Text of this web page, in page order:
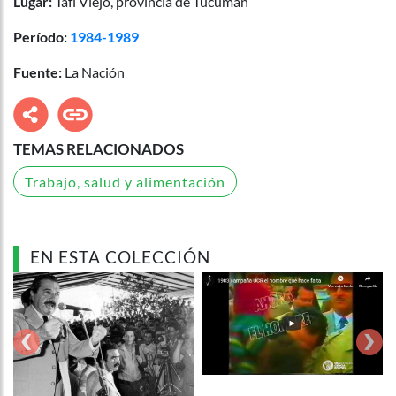
Período: 1984-1989
Fuente: La Nación
TEMAS RELACIONADOS
Trabajo, salud y alimentación
EN ESTA COLECCIÓN
‹ ›